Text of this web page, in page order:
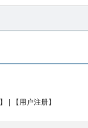
】 | 【 用户注册】